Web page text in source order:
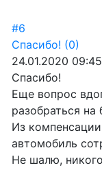
#6
Спасибо! (0)
24.01.2020
Спасибо!
Еще вопрос
разобраться на
Из
автомобиль
Не шалю,